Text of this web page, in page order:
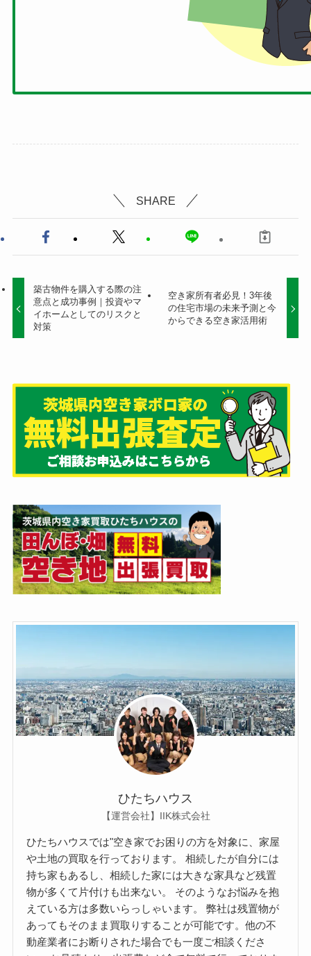
SHARE
築古物件を購入する際の注
意点と成功事例｜投資やマ
イホームとしてのリスクと
対策
空き家所有者必見！3年後
の住宅市場の未来予測と今
からできる空き家活用術
ひたちハウス
【運営会社】IIK株式会社
ひたちハウスでは"空き家でお困りの方を対象に、家屋
や土地の買取を行っております。 相続したが自分には
持ち家もあるし、相続した家には大きな家具など残置
物が多くて片付けも出来ない。 そのようなお悩みを抱
えている方は多数いらっしゃいます。 弊社は残置物が
あってもそのまま買取りすることが可能です。他の不
動産業者にお断りされた場合でも一度ご相談くださ